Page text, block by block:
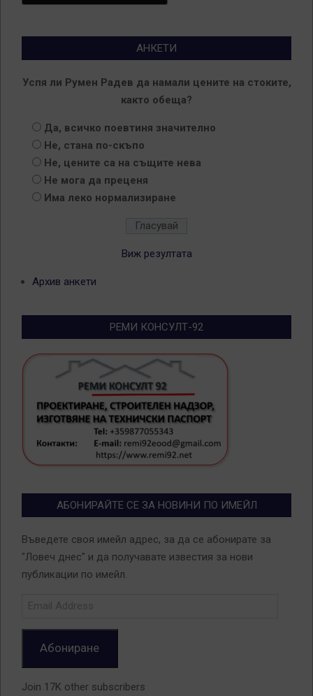
АНКЕТИ
Успя ли Румен Радев да намали цените на стоките,
както обеща?
Да, всичко поевтиня значително
Не, стана по-скъпо
Не, цените са на същите нева
Не мога да преценя
Има леко нормализиране
Виж резултата
Архив анкети
РЕМИ КОНСУЛТ-92
АБОНИРАЙТЕ СЕ ЗА НОВИНИ ПО ИМЕЙЛ
Въведете своя имейл адрес, за да се абонирате за
"Ловеч днес" и да получавате известия за нови
публикации по имейл.
Абониране
Join 17K other subscribers